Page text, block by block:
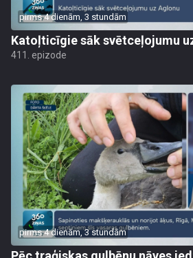
pirms 4 dienām, 3 stundām
Katoļticīgie sāk svētceļojumu
411. epizode
pirms 4 dienām, 3 stundām